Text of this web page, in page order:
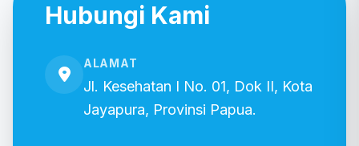
Hubungi Kami
ALAMAT
Jl. Kesehatan I No. 01, Dok II, Kota
Jayapura, Provinsi Papua.